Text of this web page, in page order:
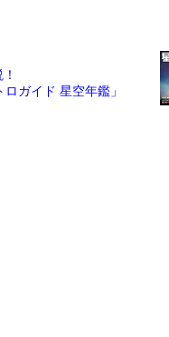
ガイド 星空年鑑」